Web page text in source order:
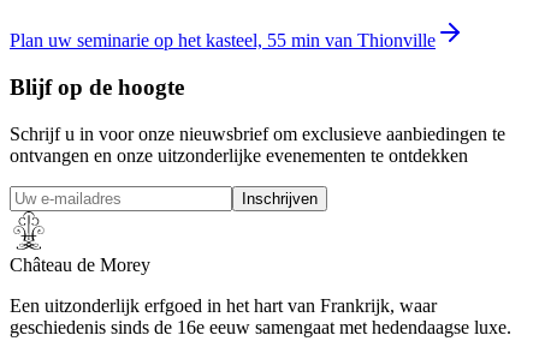
Plan uw seminarie op het kasteel, 55 min van Thionville
Blijf op de hoogte
Schrijf u in voor onze nieuwsbrief om exclusieve aanbiedingen te
ontvangen en onze uitzonderlijke evenementen te ontdekken
Inschrijven
Château de Morey
Een uitzonderlijk erfgoed in het hart van Frankrijk, waar
geschiedenis sinds de 16e eeuw samengaat met hedendaagse luxe.